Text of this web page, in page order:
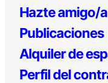
Hazte amigo/a
Publicaciones
Alquiler de
Perfil del